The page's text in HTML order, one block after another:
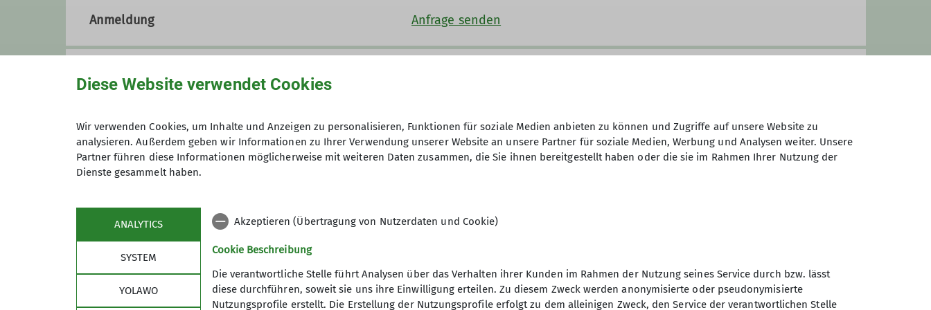
Anmeldung
Anfrage senden
Preis
Maximale Teilnehmeranzahl 6
Sektion Prien am Chiemsee
des Deutschen Alpenvereins
Diese Website verwendet Cookies
Wir verwenden Cookies, um Inhalte und Anzeigen zu personalisieren, Funktionen für soziale Medien anbieten zu können und Zugriffe auf unsere Website zu
analysieren. Außerdem geben wir Informationen zu Ihrer Verwendung unserer Website an unsere Partner für soziale Medien, Werbung und Analysen weiter. Unsere
Partner führen diese Informationen möglicherweise mit weiteren Daten zusammen, die Sie ihnen bereitgestellt haben oder die sie im Rahmen Ihrer Nutzung der
Dienste gesammelt haben.
ANALYTICS
SYSTEM
YOLAWO
Akzeptieren (Übertragung von Nutzerdaten und Cookie)
Cookie Beschreibung
Die verantwortliche Stelle führt Analysen über das Verhalten ihrer Kunden im Rahmen der Nutzung seines Service durch bzw. lässt
diese durchführen, soweit sie uns ihre Einwilligung erteilen. Zu diesem Zweck werden anonymisierte oder pseudonymisierte
Nutzungsprofile erstellt. Die Erstellung der Nutzungsprofile erfolgt zu dem alleinigen Zweck, den Service der verantwortlichen Stelle